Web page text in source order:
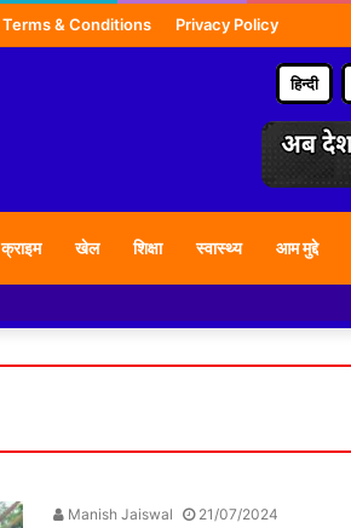
Terms & Conditions Privacy Policy
हिन्दी
क्राइम खेल शिक्षा स्वास्थ्य आम मुद्दे
Manish Jaiswal 21/07/2024